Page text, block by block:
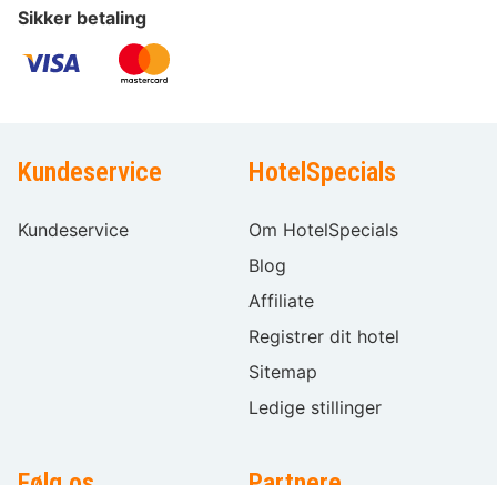
Sikker betaling
Kundeservice
Kundeservice
HotelSpecials
Om HotelSpecials
Blog
Affiliate
Registrer dit hotel
Sitemap
Ledige stillinger